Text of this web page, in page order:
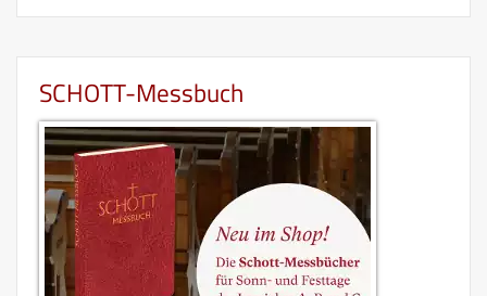
SCHOTT-Messbuch